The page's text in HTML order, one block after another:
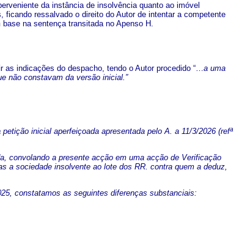
da instância de insolvência quanto ao imóvel
ressalvado o direito do Autor de intentar a competente
na sentença transitada no Apenso H.
indicações do despacho, tendo o Autor procedido “…a uma
não constavam da versão inicial.”
inicial aperfeiçoada apresentada pelo A. a 11/3/2026 (refª
convolando a presente acção em uma acção de Verificação
a sociedade insolvente ao lote dos RR. contra quem a deduz,
constatamos as seguintes diferenças substanciais: